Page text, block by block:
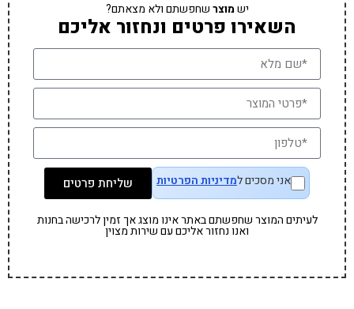
ישמוצרשחפשתם ולא מצאתם?
השאירו פרטים ונחזור אליכם
אני מסכים למדיניות הפרטיות שליחת פרטים
לעיתים המוצר שחפשתם באתר אינו מוצג אך זמין לרכישה בחנות
ואנו נחזור אליכם עם שירות מצוין